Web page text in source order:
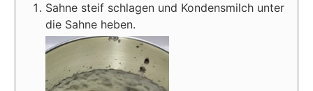
Sahne steif schlagen und Kondensmilch unter
die Sahne heben.